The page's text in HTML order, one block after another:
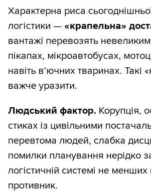
Характерна риса
логістики — «крапельна»
вантажі перевозять
пікапах, мікроавтобусах,
навіть в’ючних тваринах. Такі
важче уразити.
Людський фактор. Корупція,
стиках із цивільними
перевтома людей, слабка
помилки планування нерідко
логістичній системі не менших
противник.